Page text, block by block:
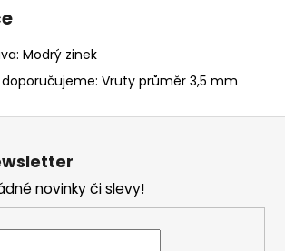
Modrý zinek
Vruty průměr 3,5 mm
novinky či slevy!